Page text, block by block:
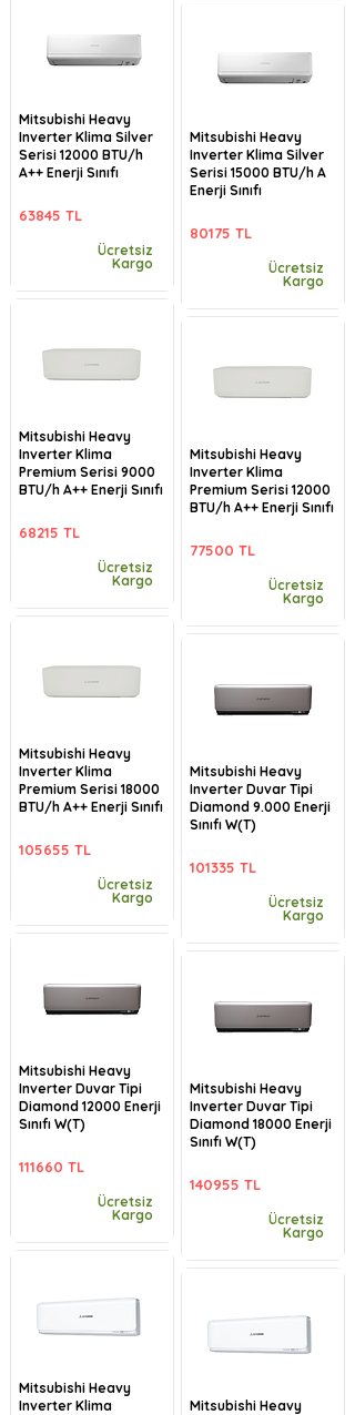
Mitsubishi Heavy
Inverter Klima Silver
Serisi 12000 BTU/h
A++ Enerji Sınıfı
63845 TL
Ücretsiz
Kargo
Mitsubishi Heavy
Inverter Klima
Premium Serisi 9000
BTU/h A++ Enerji Sınıfı
68215 TL
Ücretsiz
Kargo
Mitsubishi Heavy
Inverter Klima
Premium Serisi 18000
BTU/h A++ Enerji Sınıfı
105655 TL
Ücretsiz
Kargo
Mitsubishi Heavy
Inverter Duvar Tipi
Diamond 12000 Enerji
Sınıfı W(T)
111660 TL
Ücretsiz
Kargo
Mitsubishi Heavy
Inverter Klima
Mitsubishi Heavy
Inverter Klima Silver
Serisi 15000 BTU/h A
Enerji Sınıfı
80175 TL
Ücretsiz
Kargo
Mitsubishi Heavy
Inverter Klima
Premium Serisi 12000
BTU/h A++ Enerji Sınıfı
77500 TL
Ücretsiz
Kargo
Mitsubishi Heavy
Inverter Duvar Tipi
Diamond 9.000 Enerji
Sınıfı W(T)
101335 TL
Ücretsiz
Kargo
Mitsubishi Heavy
Inverter Duvar Tipi
Diamond 18000 Enerji
Sınıfı W(T)
140955 TL
Ücretsiz
Kargo
Mitsubishi Heavy